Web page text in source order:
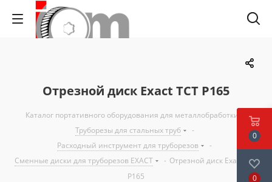
Отрезной диск Exact TCT P165
Каталог портативного оборудования для металлобработки
Труборезы для стальных труб
-
Расходный инструмент для труборезов
-
Сменные диски для труборезов EXACT
- Отрезной диск Exact TCT
P165
0
0